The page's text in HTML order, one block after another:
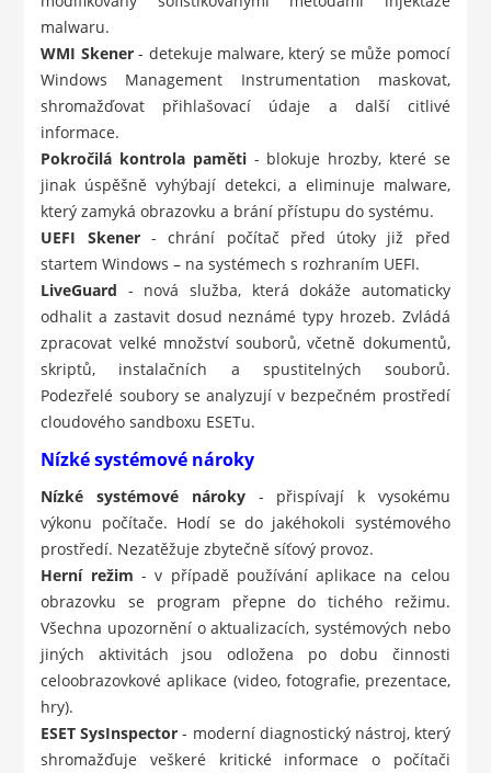
malwaru.
WMI Skener- detekuje malware, který se může pomocí
Windows Management Instrumentation maskovat,
shromažďovat přihlašovací údaje a další citlivé
informace.
Pokročilá kontrola paměti- blokuje hrozby, které se
jinak úspěšně vyhýbají detekci, a eliminuje malware,
který zamyká obrazovku a brání přístupu do systému.
UEFI Skener- chrání počítač před útoky již před
startem Windows – na systémech s rozhraním UEFI.
LiveGuard - nová služba, která dokáže automaticky
odhalit a zastavit dosud neznámé typy hrozeb. Zvládá
zpracovat velké množství souborů, včetně dokumentů,
skriptů, instalačních a spustitelných souborů.
Podezřelé soubory se analyzují v bezpečném prostředí
cloudového sandboxu ESETu.
Nízké systémové nároky
Nízké systémové nároky- přispívají k vysokému
výkonu počítače. Hodí se do jakéhokoli systémového
prostředí. Nezatěžuje zbytečně síťový provoz.
Herní režim - v případě používání aplikace na celou
obrazovku se program přepne do tichého režimu.
Všechna upozornění o aktualizacích, systémových nebo
jiných aktivitách jsou odložena po dobu činnosti
celoobrazovkové aplikace (video, fotografie, prezentace,
hry).
ESET SysInspector - moderní diagnostický nástroj, který
shromažďuje veškeré kritické informace o počítači